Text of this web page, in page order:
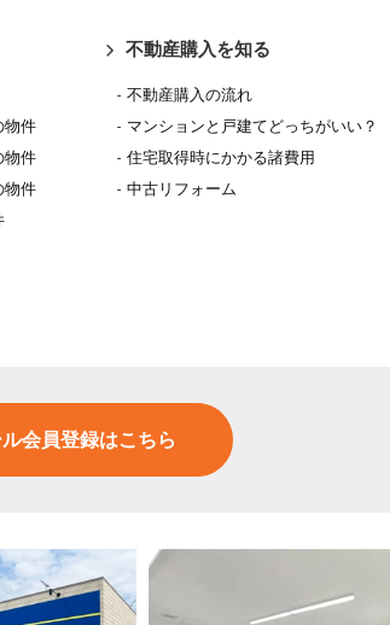
物件
物件
物件
不動産購入を知る
不動産購入の流れ
マンションと戸建てどっちがいい？
住宅取得時にかかる諸費用
中古リフォーム
会員登録はこちら